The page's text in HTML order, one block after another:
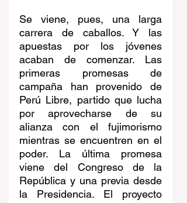
Se viene, pues, una larga
carrera de caballos. Y las
apuestas por los jóvenes
acaban de comenzar. Las
primeras promesas de
campaña han provenido de
Perú Libre, partido que lucha
por aprovecharse de su
alianza con el fujimorismo
mientras se encuentren en el
poder. La última promesa
viene del Congreso de la
República y una previa desde
la Presidencia. El proyecto